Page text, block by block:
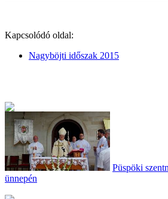
Kapcsolódó oldal:
Nagyböjti időszak 2015
Püspöki
ünnepén